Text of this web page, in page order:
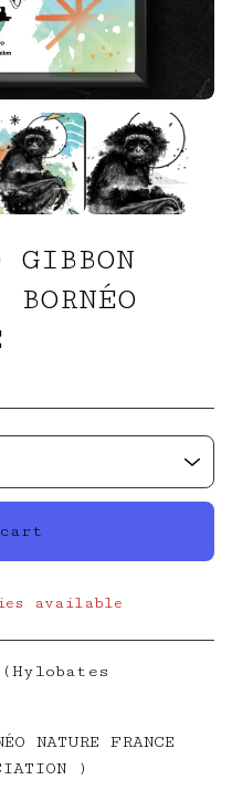
GIBBON
available
NATURE FRANCE
)